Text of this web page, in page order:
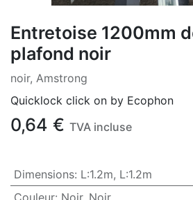
Entretoise 1200mm
plafond noir
noir, Amstrong
Quicklock click on by Ecophon
0,64 € TVA incluse
Dimensions: L:1.2m, L:1.2m
Couleur: Noir, Noir